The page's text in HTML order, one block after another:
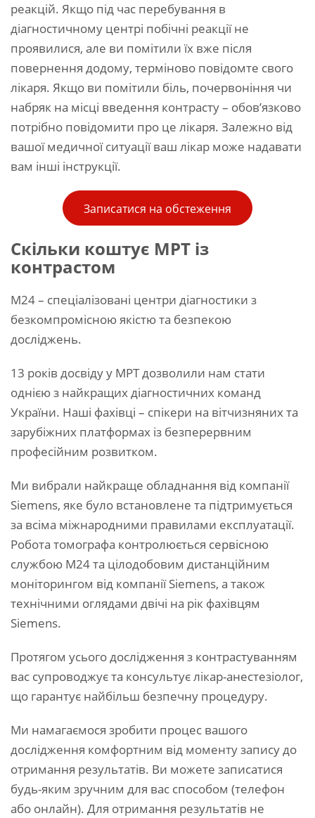
реакцій. Якщо під час перебування в
діагностичному центрі побічні реакції не
проявилися, але ви помітили їх вже після
повернення додому, терміново повідомте свого
лікаря. Якщо ви помітили біль, почервоніння чи
набряк на місці введення контрасту – обов’язково
потрібно повідомити про це лікаря. Залежно від
вашої медичної ситуації ваш лікар може надавати
вам інші інструкції.
Записатися на обстеження
Скільки коштує МРТ із
контрастом
М24 – спеціалізовані центри діагностики з
безкомпромісною якістю та безпекою
досліджень.
13 років досвіду у МРТ дозволили нам стати
однією з найкращих діагностичних команд
України. Наші фахівці – спікери на вітчизняних та
зарубіжних платформах із безперервним
професійним розвитком.
Ми вибрали найкраще обладнання від компанії
Siemens, яке було встановлене та підтримується
за всіма міжнародними правилами експлуатації.
Робота томографа контролюється сервісною
службою М24 та цілодобовим дистанційним
моніторингом від компанії Siemens, а також
технічними оглядами двічі на рік фахівцям
Siemens.
Протягом усього дослідження з контрастуванням
вас супроводжує та консультує лікар-анестезіолог,
що гарантує найбільш безпечну процедуру.
Ми намагаємося зробити процес вашого
дослідження комфортним від моменту запису до
отримання результатів. Ви можете записатися
будь-яким зручним для вас способом (телефон
або онлайн). Для отримання результатів не